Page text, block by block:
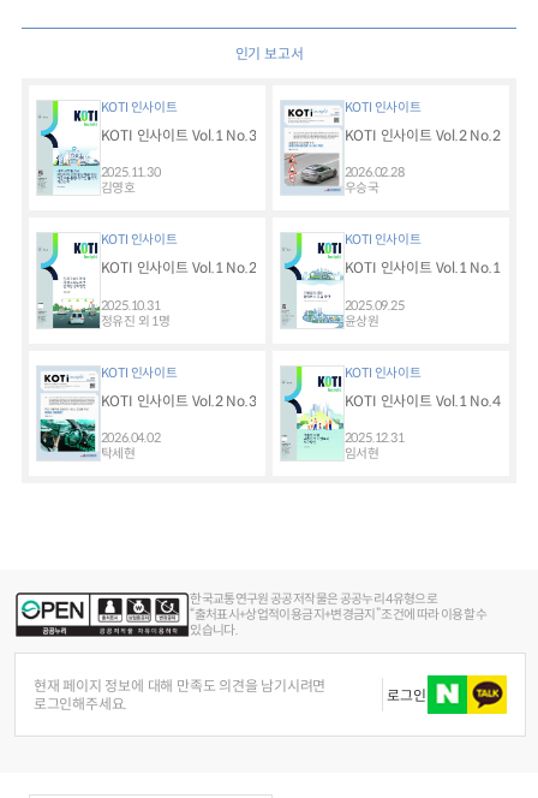
인기 보고서
KOTI 인사이트
KOTI 인사이트 Vol.1 No.3
2025.11.30
김영호
KOTI 인사이트
KOTI 인사이트 Vol.2 No.2
2026.02.28
우승국
KOTI 인사이트
KOTI 인사이트 Vol.1 No.2
2025.10.31
정유진 외 1명
KOTI 인사이트
KOTI 인사이트 Vol.1 No.1
2025.09.25
윤상원
KOTI 인사이트
KOTI 인사이트 Vol.2 No.3
2026.04.02
탁세현
KOTI 인사이트
KOTI 인사이트 Vol.1 No.4
2025.12.31
임서현
한국교통연구원 공공저작물은 공공누리 4유형으로
“출처표시+상업적이용금지+변경금지” 조건에 따라 이용할 수
있습니다.
현재 페이지 정보에 대해 만족도 의견을 남기시려면
로그인해주세요.
로그인